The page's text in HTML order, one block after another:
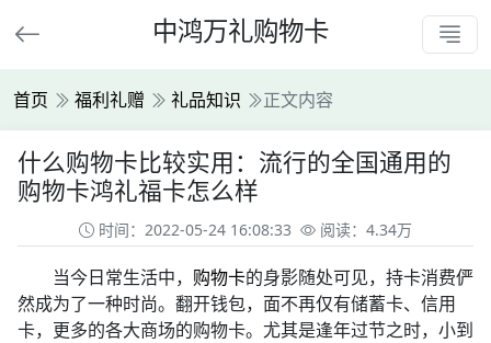
中鸿万礼购物卡
首页 福利礼赠 礼品知识 正文内容
什么购物卡比较实用：流行的全国通用的
购物卡鸿礼福卡怎么样
时间：2022-05-24 16:08:33 阅读：4.34万
当今日常生活中， 购物卡的身影随处可见，持卡消费俨
然成为了一种时尚。翻开钱包，面不再仅有储蓄卡、信用
卡，更多的各大商场的购物卡。尤其是逢年过节之时，小到